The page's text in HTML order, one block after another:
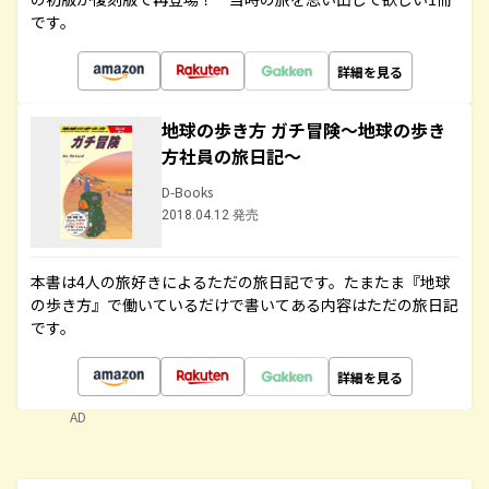
です。
詳細を見る
地球の歩き方 ガチ冒険～地球の歩き
方社員の旅日記～
D-Books
2018.04.12 発売
本書は4人の旅好きによるただの旅日記です。たまたま『地球
の歩き方』で働いているだけで書いてある内容はただの旅日記
です。
詳細を見る
AD